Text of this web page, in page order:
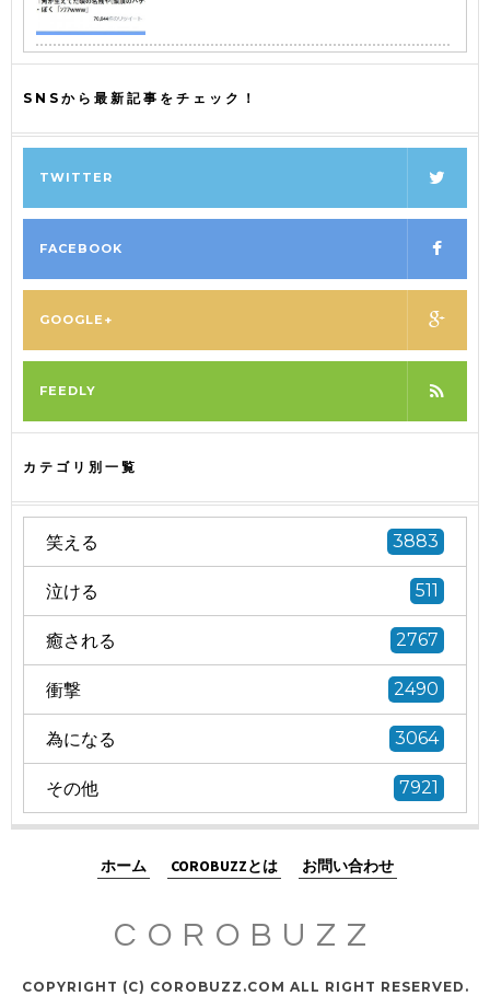
SNSから最新記事をチェック！
TWITTER
FACEBOOK
GOOGLE+
FEEDLY
カテゴリ別一覧
笑える 3883
泣ける 511
癒される 2767
衝撃 2490
為になる 3064
その他 7921
ホーム COROBUZZとは お問い合わせ
COROBUZZ
COPYRIGHT (C) COROBUZZ.COM ALL RIGHT RESERVED.